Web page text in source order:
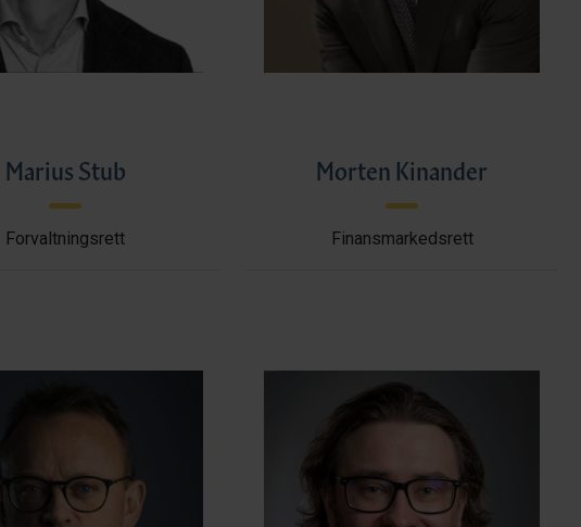
Marius Stub
Forvaltningsrett
Morten Kinander
Finansmarkedsrett